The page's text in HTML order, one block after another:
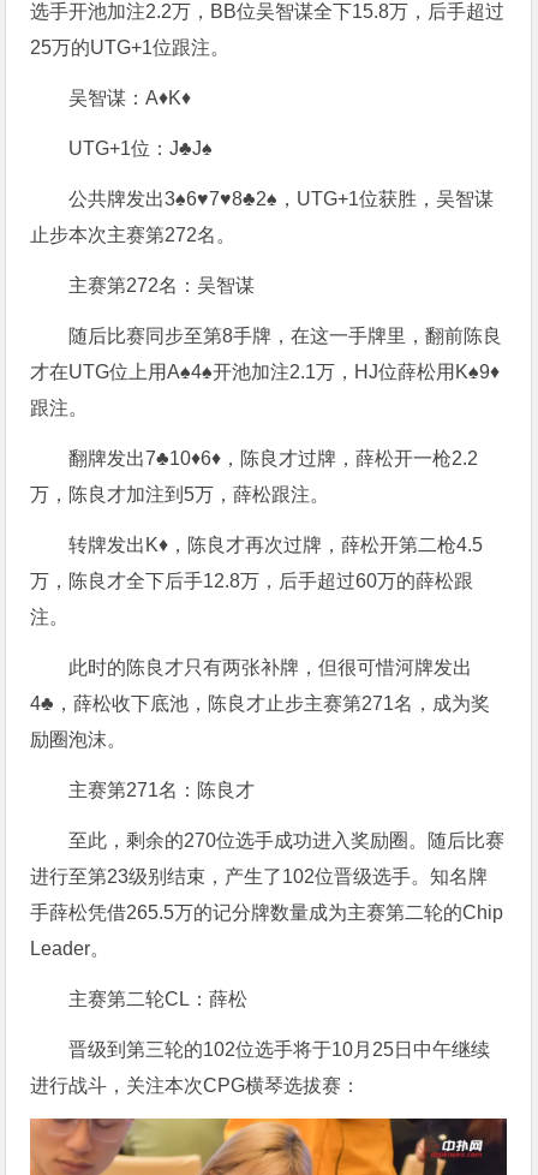
选手开池加注2.2万，BB位吴智谋全下15.8万，后手超过
25万的UTG+1位跟注。
吴智谋：A♦K♦
UTG+1位：J♣J♠
公共牌发出3♠6♥7♥8♣2♠，UTG+1位获胜，吴智谋
止步本次主赛第272名。
主赛第272名：吴智谋
随后比赛同步至第8手牌，在这一手牌里，翻前陈良
才在UTG位上用A♠4♠开池加注2.1万，HJ位薛松用K♠9♦
跟注。
翻牌发出7♣10♦6♦，陈良才过牌，薛松开一枪2.2
万，陈良才加注到5万，薛松跟注。
转牌发出K♦，陈良才再次过牌，薛松开第二枪4.5
万，陈良才全下后手12.8万，后手超过60万的薛松跟
注。
此时的陈良才只有两张补牌，但很可惜河牌发出
4♣，薛松收下底池，陈良才止步主赛第271名，成为奖
励圈泡沫。
主赛第271名：陈良才
至此，剩余的270位选手成功进入奖励圈。随后比赛
进行至第23级别结束，产生了102位晋级选手。知名牌
手薛松凭借265.5万的记分牌数量成为主赛第二轮的Chip
Leader。
主赛第二轮CL：薛松
晋级到第三轮的102位选手将于10月25日中午继续
进行战斗，关注本次CPG横琴选拔赛：